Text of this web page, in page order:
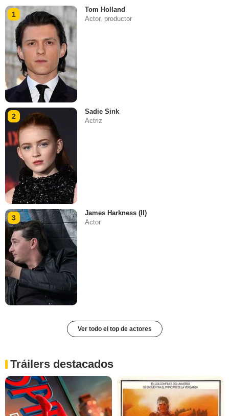
1
Tom Holland
Actor, productor
2
Sadie Sink
Actriz
3
James Harkness (II)
Actor
Ver todo el top de actores
Tráilers destacados